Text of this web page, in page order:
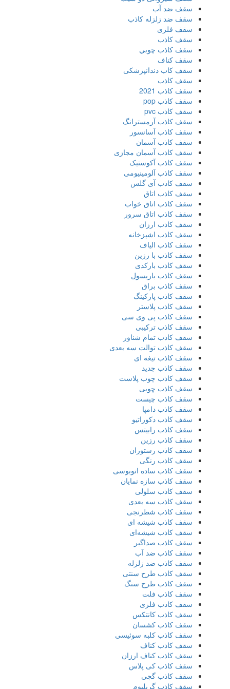
سقف ضد آب
سقف ضد زلزله کاذب
سقف فلزی
سقف كاذب
سقف كاذب چوبي
سقف كناف
سقف کاب دندانپزشکی
سقف کاذب
سقف کاذب 2021
سقف کاذب pop
سقف کاذب pvc
سقف کاذب آرمسترانگ
سقف کاذب آسانسور
سقف کاذب آسمان
سقف کاذب آسمان مجازی
سقف کاذب آکوستیک
سقف کاذب آلومینیومی
سقف کاذب آی گلس
سقف کاذب اتاق
سقف کاذب اتاق خواب
سقف کاذب اتاق سرور
سقف کاذب ارزان
سقف کاذب اشپزخانه
سقف کاذب الیاف
سقف کاذب با رزین
سقف کاذب بارکدی
سقف کاذب باریسول
سقف کاذب براق
سقف کاذب پارکینگ
سقف کاذب پلاستر
سقف کاذب پی وی سی
سقف کاذب ترکیبی
سقف کاذب تمام شناور
سقف کاذب توالت سه بعدی
سقف کاذب تیغه ای
سقف کاذب جدید
سقف کاذب چوب پلاست
سقف کاذب چوبی
سقف کاذب چیست
سقف کاذب دامپا
سقف کاذب دکوراتیو
سقف کاذب رابیتس
سقف کاذب رزین
سقف کاذب رستوران
سقف کاذب رنگی
سقف کاذب ساده اتوبوسی
سقف کاذب سازه نمایان
سقف کاذب سلولی
سقف کاذب سه بعدی
سقف کاذب شطرنجی
سقف کاذب شیشه ای
سقف کاذب شیشه‌ای
سقف کاذب صداگیر
سقف کاذب ضد آب
سقف کاذب ضد زلزله
سقف کاذب طرح سنتی
سقف کاذب طرح سنگ
سقف کاذب فلت
سقف کاذب فلزی
سقف کاذب کانتکس
سقف کاذب کشسان
سقف کاذب کلبه سوئیسی
سقف کاذب کناف
سقف کاذب کناف ارزان
سقف کاذب کی پلاس
سقف کاذب گچی
سقف کاذب گریلیوم